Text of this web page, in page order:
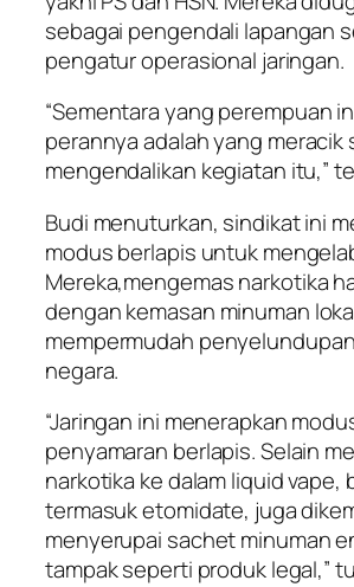
sebagai pengendali lapangan
pengatur operasional jaringan.
“Sementara yang perempuan
perannya adalah yang meracik
mengendalikan kegiatan itu,”
Budi menuturkan, sindikat ini
modus berlapis untuk
Mereka,mengemas narkotika
dengan kemasan minuman
mempermudah
negara.
“Jaringan ini menerapkan
penyamaran berlapis. Selain
narkotika ke dalam liquid vape,
termasuk etomidate, juga
menyerupai sachet minuman
tampak seperti produk legal,”